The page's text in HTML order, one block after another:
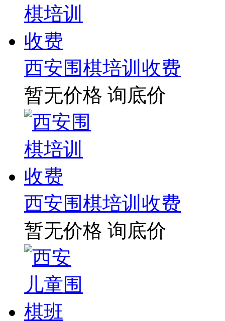
西安围棋培训收费
暂无价格 询底价
西安围棋培训收费
暂无价格 询底价